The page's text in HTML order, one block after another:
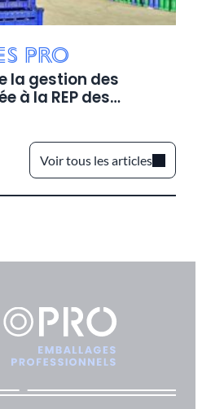
pro
la gestion des
à la REP des
Voir tous les articles